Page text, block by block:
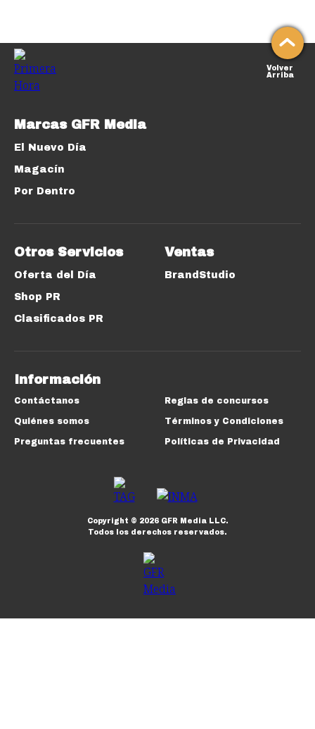
Volver
Arriba
Marcas GFR Media
El Nuevo Día
Magacín
Por Dentro
Otros Servicios
Oferta del Día
Shop PR
Clasificados PR
Ventas
BrandStudio
Información
Contáctanos
Quiénes somos
Preguntas frecuentes
Reglas de concursos
Términos y Condiciones
Políticas de Privacidad
Copyright © 2026GFR Media LLC.
Todos los derechos reservados.